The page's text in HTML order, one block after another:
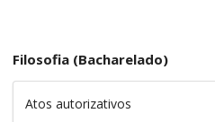
Filosofia (Bacharelado)
Atos autorizativos